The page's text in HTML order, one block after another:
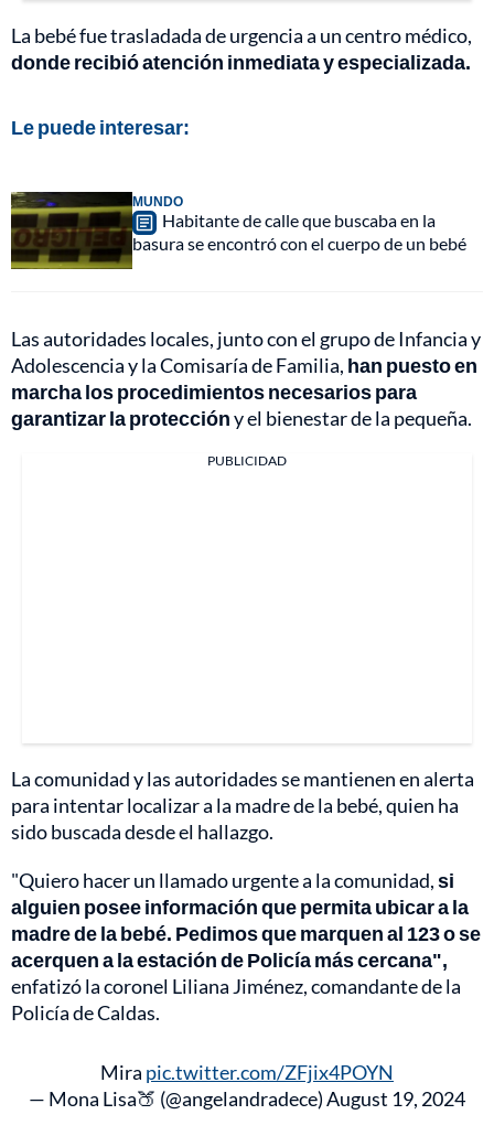
La bebé fue trasladada de urgencia a un centro médico,
donde recibió atención inmediata y especializada.
Le puede interesar:
MUNDO
Habitante de calle que buscaba en la
basura se encontró con el cuerpo de un bebé
Las autoridades locales, junto con el grupo de Infancia y
Adolescencia y la Comisaría de Familia, han puesto en
marcha los procedimientos necesarios para
garantizar la proteccióny el bienestar de la pequeña.
PUBLICIDAD
La comunidad y las autoridades se mantienen en alerta
para intentar localizar a la madre de la bebé, quien ha
sido buscada desde el hallazgo.
"Quiero hacer un llamado urgente a la comunidad,si
alguien posee información que permita ubicar a la
madre de la bebé. Pedimos que marquen al 123 o se
acerquen a la estación de Policía más cercana",
enfatizó la coronel Liliana Jiménez, comandante de la
Policía de Caldas.
Mira pic.twitter.com/ZFjix4POYN
— Mona Lisa🍑 (@angelandradece)August 19, 2024